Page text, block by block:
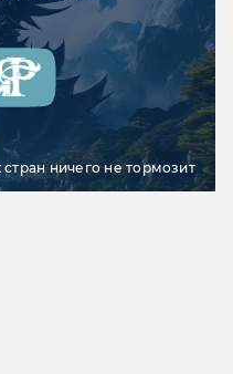
ничего не тормозит